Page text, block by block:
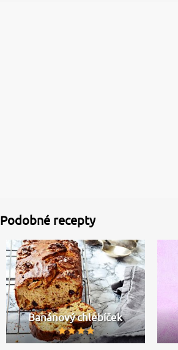
Podobné recepty
Banánový chlebíček